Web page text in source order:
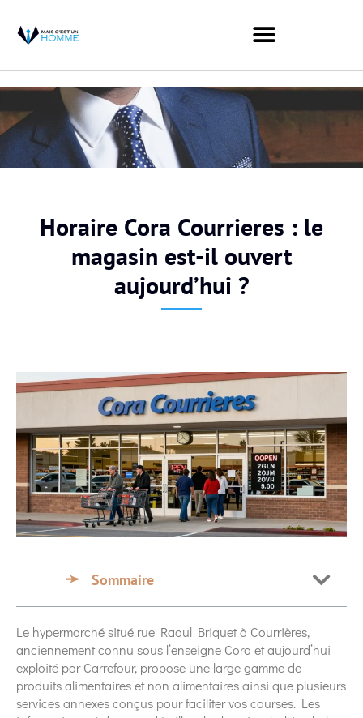
Horaire Cora Courrieres : le
magasin est-il ouvert
aujourd’hui ?
Sommaire
Le hypermarché situé rue Raoul Briquet à Courrières,
anciennement connu sous l’enseigne Cora et aujourd’hui
exploité par Carrefour, propose une large gamme de
produits alimentaires et non alimentaires ainsi que plusieurs
services annexes conçus pour faciliter vos courses. Les